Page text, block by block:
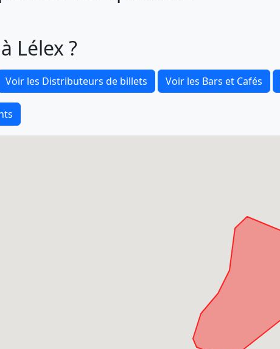
Lélex ?
Voir les Distributeurs de billets Voir les Bars et Cafés